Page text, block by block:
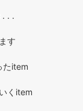
. . .
す
たitem
くitem